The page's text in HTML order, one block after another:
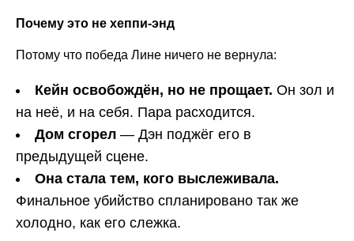
Почему это не хеппи-энд
Потому что победа Лине ничего не вернула:
Кейн освобождён, но не прощает. Он зол и
на неё, и на себя. Пара расходится.
Дом сгорел — Дэн поджёг его в
предыдущей сцене.
Она стала тем, кого выслеживала.
Финальное убийство спланировано так же
холодно, как его слежка.